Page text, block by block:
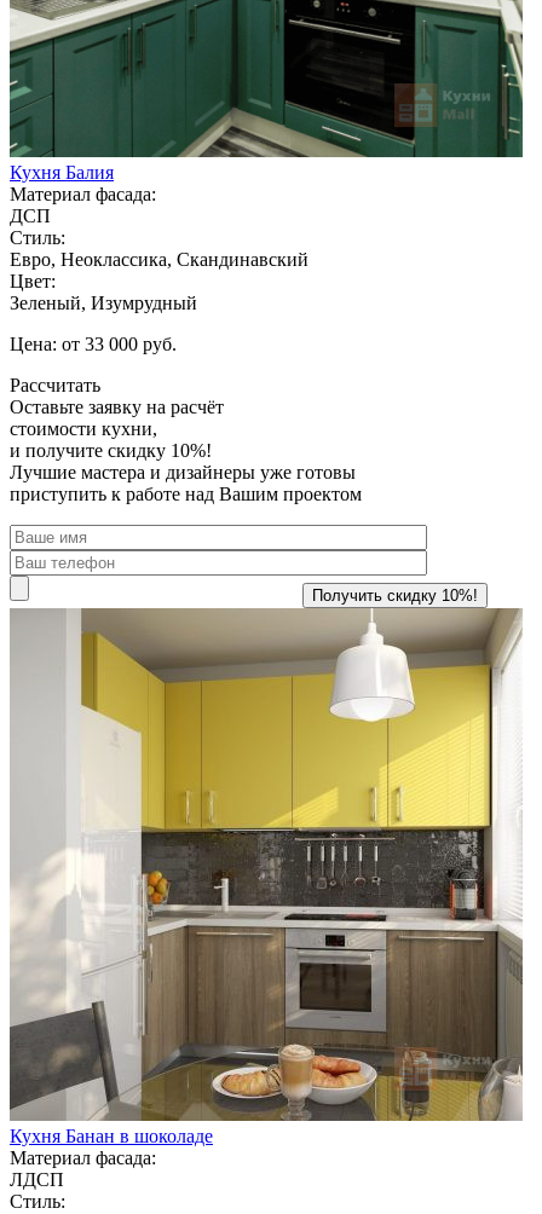
Кухня Балия
Материал фасада:
ДСП
Стиль:
Евро, Неоклассика, Скандинавский
Цвет:
Зеленый, Изумрудный
Цена: от 33 000 руб.
Рассчитать
Оставьте заявку на расчёт
стоимости кухни,
и получите скидку 10%!
Лучшие мастера и дизайнеры уже готовы
приступить к работе над Вашим проектом
Кухня Банан в шоколаде
Материал фасада:
ЛДСП
Стиль: